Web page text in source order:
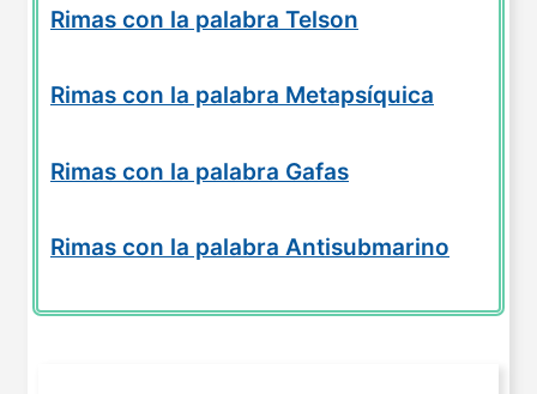
Rimas con la palabra Telson
Rimas con la palabra Metapsíquica
Rimas con la palabra Gafas
Rimas con la palabra Antisubmarino